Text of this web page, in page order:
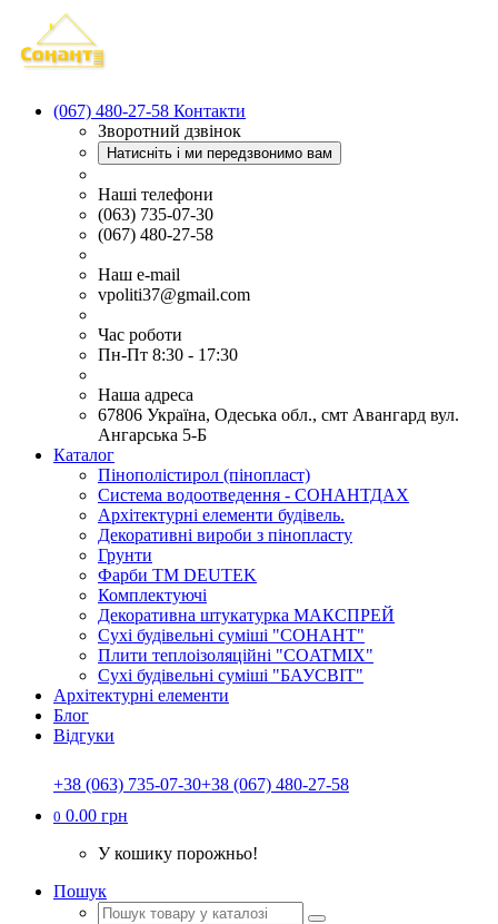
(067) 480-27-58 Контакти
Зворотний дзвінок
Натисніть і ми передзвонимо вам
Наші телефони
(063) 735-07-30
(067) 480-27-58
Наш e-mail
vpoliti37@gmail.com
Час роботи
Пн-Пт 8:30 - 17:30
Наша адреса
67806 Україна, Одеська обл., смт Авангард вул.
Ангарська 5-Б
Каталог
Пінополістирол (пінопласт)
Система водоотведення - СОНАНТДАХ
Архітектурні елементи будівель.
Декоративні вироби з пінопласту
Грунти
Фарби ТМ DEUTEK
Комплектуючі
Декоративна штукатурка МАКСПРЕЙ
Сухі будівельні суміші "СОНАНТ"
Плити теплоізоляційні "COATMIX"
Сухі будівельні суміші "БАУСВІТ"
Архітектурні елементи
Блог
Відгуки
+38 (063) 735-07-30+38 (067) 480-27-58
0 0.00 грн
У кошику порожньо!
Пошук